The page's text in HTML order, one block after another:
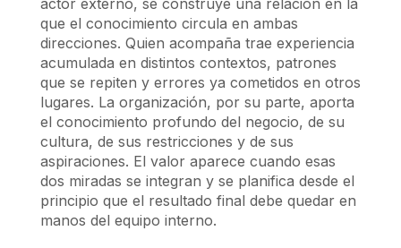
actor externo, se construye una relación en la
que el conocimiento circula en ambas
direcciones. Quien acompaña trae experiencia
acumulada en distintos contextos, patrones
que se repiten y errores ya cometidos en otros
lugares. La organización, por su parte, aporta
el conocimiento profundo del negocio, de su
cultura, de sus restricciones y de sus
aspiraciones. El valor aparece cuando esas
dos miradas se integran y se planifica desde el
principio que el resultado final debe quedar en
manos del equipo interno.